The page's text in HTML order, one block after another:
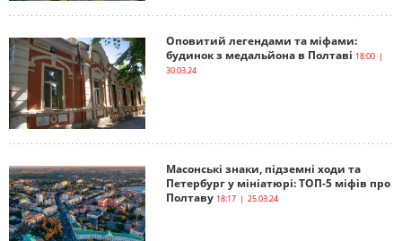
Оповитий легендами та міфами:
будинок з медальйона в Полтаві 18:00 |
30.03.24
Масонські знаки, підземні ходи та
Петербург у мініатюрі: ТОП-5 міфів про
Полтаву 18:17 | 25.03.24